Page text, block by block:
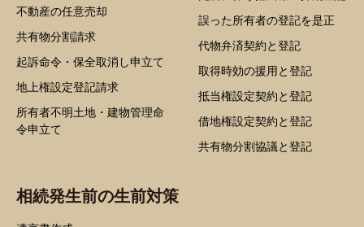
不動産の任意売却
共有物分割請求
起訴命令・保全取消し申立て
地上権設定登記請求
所有者不明土地・建物管理命
令申立て
誤った所有者の登記を是正
代物弁済契約と登記
取得時効の援用と登記
抵当権設定契約と登記
借地権設定契約と登記
共有物分割協議と登記
相続発生前の生前対策